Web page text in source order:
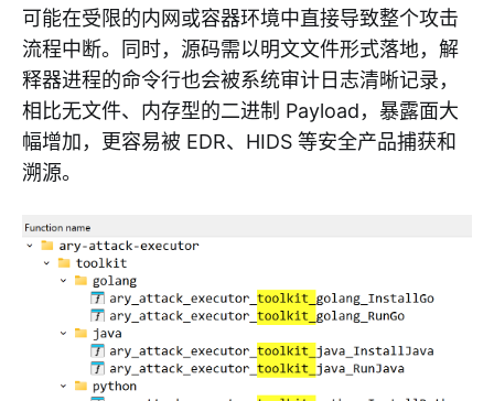
可能在受限的内网或容器环境中直接导致整个攻击
流程中断。同时，源码需以明文文件形式落地，解
释器进程的命令行也会被系统审计日志清晰记录，
相比无文件、内存型的二进制 Payload，暴露面大
幅增加，更容易被 EDR、HIDS 等安全产品捕获和
溯源。